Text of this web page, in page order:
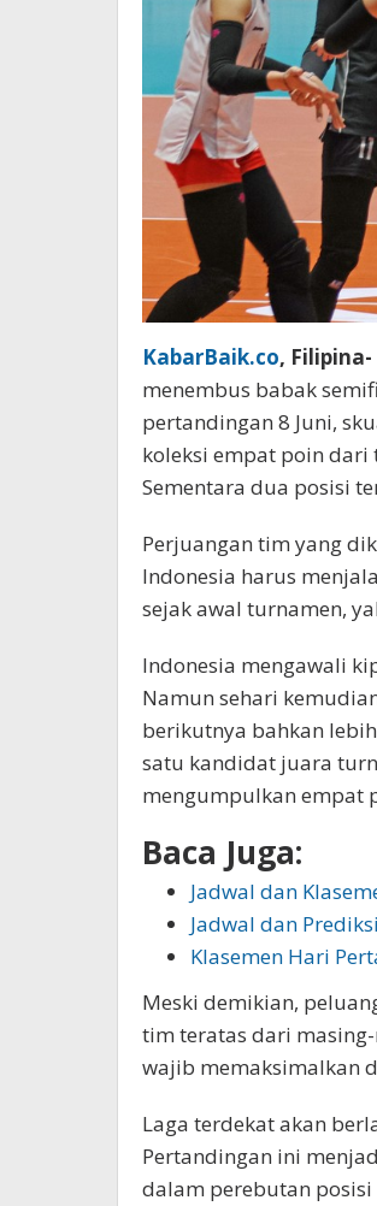
KabarBaik.co, Filipina-
menembus babak
pertandingan 8 Juni,
koleksi empat poin dari
Sementara dua posisi
Perjuangan tim yang
Indonesia harus
sejak awal turnamen,
Indonesia mengawali
Namun sehari
berikutnya bahkan
satu kandidat juara
mengumpulkan empat
Baca Juga:
Jadwal dan
Jadwal dan
Klasemen Hari
Meski demikian,
tim teratas dari
wajib memaksimalkan
Laga terdekat akan
Pertandingan ini
dalam perebutan posisi